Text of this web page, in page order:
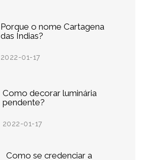
Porque o nome Cartagena
das Índias?
2022-01-17
Como decorar luminária
pendente?
2022-01-17
Como se credenciar a